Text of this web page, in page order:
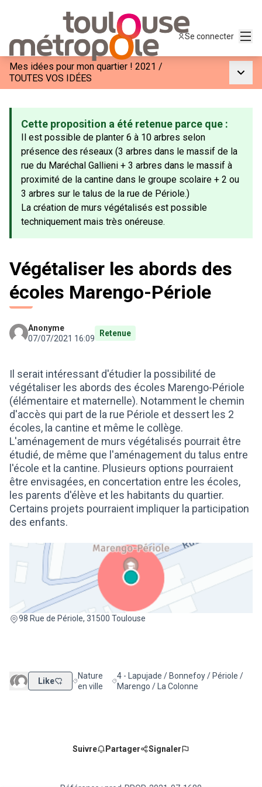
Se connecter
Mes idées pour mon quartier ! 2021 /
TOUTES VOS IDÉES
Cette proposition a été retenue parce que :
Il est possible de planter 6 à 10 arbres selon
présence des réseaux (3 arbres dans le massif de la
rue du Maréchal Gallieni + 3 arbres dans le massif à
proximité de la cantine dans le groupe scolaire + 2 ou
3 arbres sur le talus de la rue de Périole.)
La création de murs végétalisés est possible
techniquement mais très onéreuse.
Végétaliser les abords des
écoles Marengo-Périole
Anonyme
07/07/2021 16:09
Retenue
Il serait intéressant d'étudier la possibilité de
végétaliser les abords des écoles Marengo-Périole
(élémentaire et maternelle). Notamment le chemin
d'accès qui part de la rue Périole et dessert les 2
écoles, la cantine et même le collège.
L'aménagement de murs végétalisés pourrait être
étudié, de même que l'aménagement du talus entre
l'école et la cantine. Plusieurs options pourraient
être envisagées, en concertation entre les écoles,
les parents d'élève et les habitants du quartier.
Certains projets pourraient impliquer la participation
des enfants.
98 Rue de Périole, 31500 Toulouse
(Lien externe)
Like Filtrer les résultats de la catégorie : Nature en ville
Nature
en ville
Filtrer les résultats pour le secteur : 4 -
4 - Lapujade / Bonnefoy / Périole /
Marengo / La Colonne
Suivre Partager Signaler